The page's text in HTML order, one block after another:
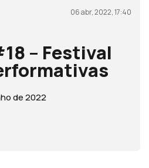
06 abr, 2022, 17:40
– Festival
de 2022